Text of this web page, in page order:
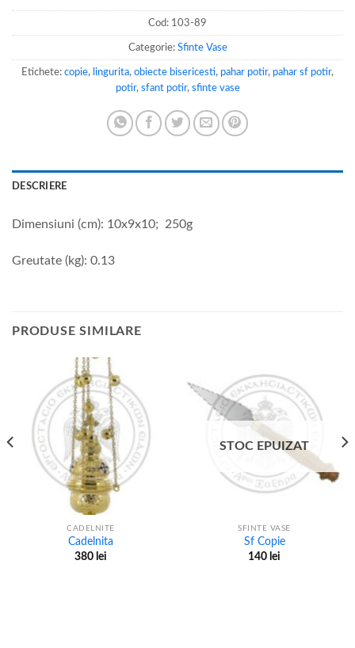
Cod: 103-89
Categorie: Sfinte Vase
Etichete: copie, lingurita, obiecte bisericesti, pahar potir, pahar sf potir,
potir, sfant potir, sfinte vase
DESCRIERE
Dimensiuni (cm): 10x9x10; 250g
Greutate (kg): 0.13
PRODUSE SIMILARE
CADELNITE
Cadelnita
380 lei
STOC EPUIZAT
SFINTE VASE
Sf Copie
140 lei